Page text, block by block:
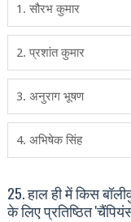
1. सौरभ कुमार
2. प्रशांत कुमार
3. अनुराग भूषण
4. अभिषेक सिंह
25. हाल ही में किस
के लिए प्रतिष्ठित